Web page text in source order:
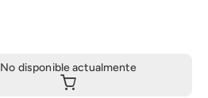
No disponible actualmente